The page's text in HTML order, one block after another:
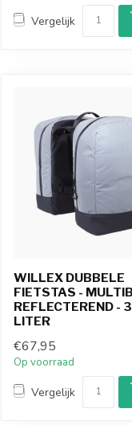
Vergelijk
WILLEX DUBBELE
FIETSTAS -
REFLECTEREND -
LITER
€67,95
Op voorraad
Vergelijk